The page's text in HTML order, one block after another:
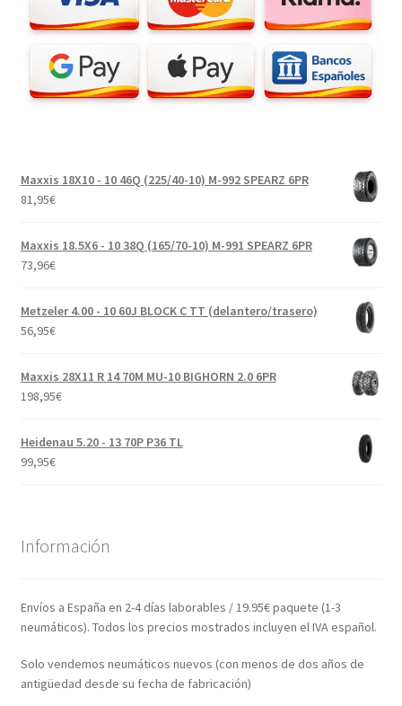
Maxxis 18X10 - 10 46Q (225/40-10) M-992 SPEARZ 6PR
81,95€
Maxxis 18.5X6 - 10 38Q (165/70-10) M-991 SPEARZ 6PR
73,96€
Metzeler 4.00 - 10 60J BLOCK C TT (delantero/trasero)
56,95€
Maxxis 28X11 R 14 70M MU-10 BIGHORN 2.0 6PR
198,95€
Heidenau 5.20 - 13 70P P36 TL
99,95€
Información
Envíos a España en 2-4 días laborables / 19.95€ paquete (1-3
neumáticos). Todos los precios mostrados incluyen el IVA español.
Solo vendemos neumáticos nuevos (con menos de dos años de
antigüedad desde su fecha de fabricación)